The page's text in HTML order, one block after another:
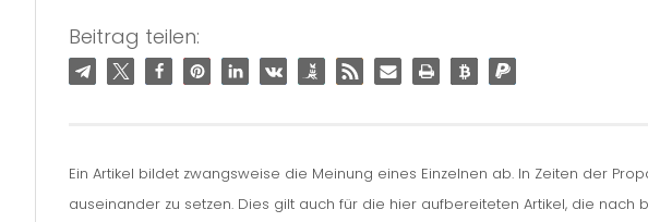
Beitrag teilen:
Ein Artikel bildet zwangsweise die Meinung eines Einzelnen ab. In Zeiten der
auseinander zu setzen. Dies gilt auch für die hier aufbereiteten Artikel, die